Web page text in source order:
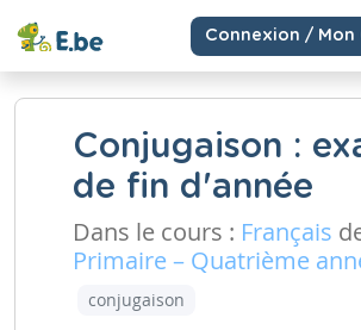
Connexion / Mon
Conjugaison :
de fin d'année
Dans le cours : Français
Primaire – Quatrième
conjugaison